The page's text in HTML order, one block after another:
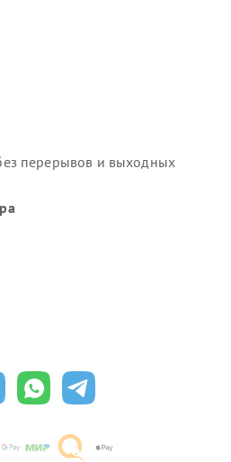
перерывов и выходных